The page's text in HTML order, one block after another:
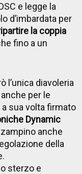
e legge la
d’imbardata per
la coppia
fino a un
l’unica diavoleria
per le
sua volta firmato
Dynamic
anche
della
sterzo e